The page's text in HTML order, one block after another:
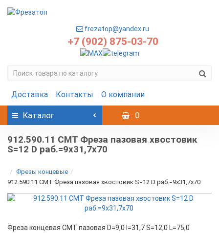
frezatop@yandex.ru
+7 (902) 875-03-70
Доставка Контакты О компании
Каталог : 0
912.590.11 CMT Фреза пазовая хвостовик
S=12 D раб.=9x31,7x70
Фрезы концевые
912.590.11 CMT Фреза пазовая хвостовик S=12 D раб.=9x31,7x70
Фреза концевая CMT пазовая D=9,0 I=31,7 S=12,0 L=75,0